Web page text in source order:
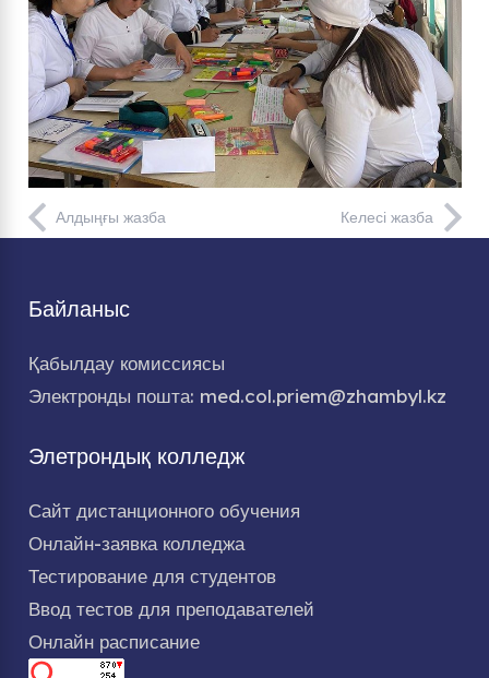
Алдыңғы жазба Келесі жазба
Байланыс
Қабылдау комиссиясы
Электронды пошта: med.col.priem@zhambyl.kz
Элетрондық колледж
Сайт дистанционного обучения
Онлайн-заявка колледжа
Тестирование для студентов
Ввод тестов для преподавателей
Онлайн расписание